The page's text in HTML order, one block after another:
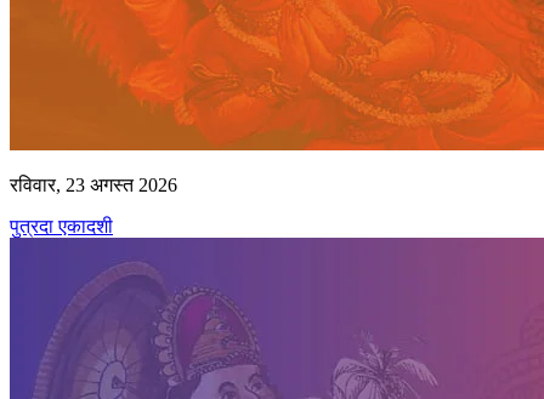
रविवार, 23 अगस्त 2026
पुत्रदा एकादशी